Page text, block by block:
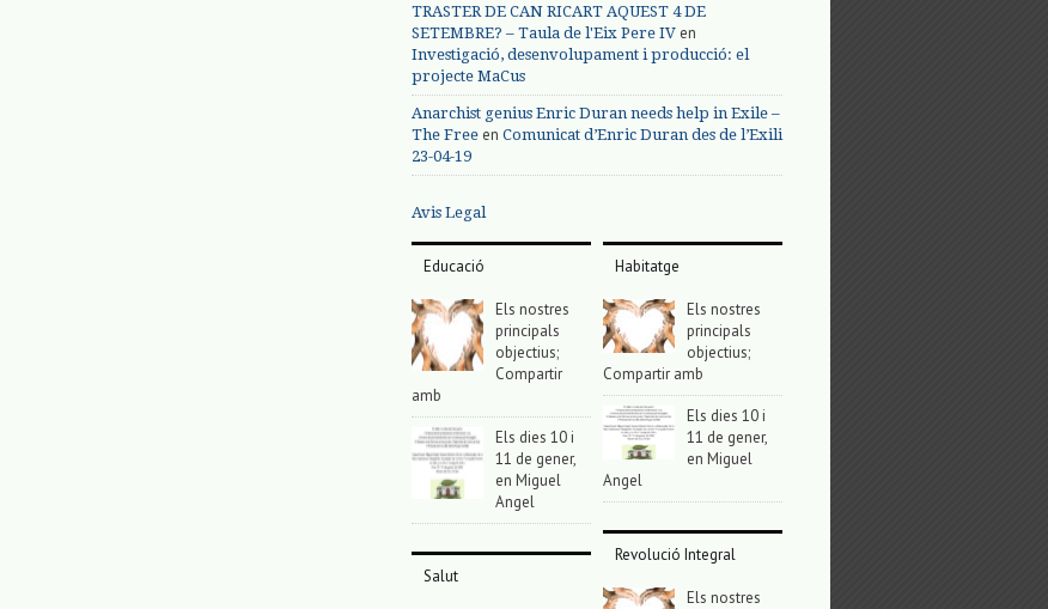
TRASTER DE CAN RICART AQUEST 4 DE
SETEMBRE? – Taula de l'Eix Pere IV en
Investigació, desenvolupament i producció: el
projecte MaCus
Anarchist genius Enric Duran needs help in Exile –
The Free en Comunicat d’Enric Duran des de l’Exili
23-04-19
Avis Legal
Educació
Els nostres
principals
objectius;
Compartir
amb
Els dies 10 i
11 de gener,
en Miguel
Angel
Salut
Habitatge
Els nostres
principals
objectius;
Compartir amb
Els dies 10 i
11 de gener,
en Miguel
Angel
Revolució Integral
Els nostres